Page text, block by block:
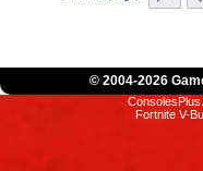
© 2004-2026
Fortnite V-